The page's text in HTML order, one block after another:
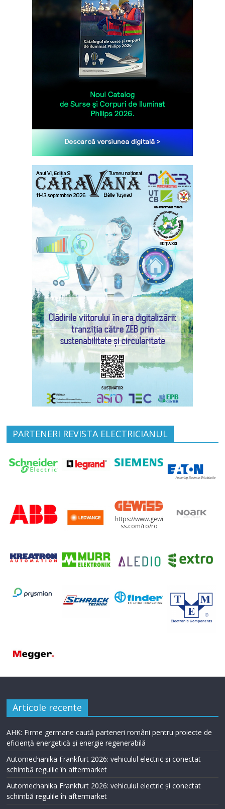
PARTENERI REVISTA ELECTRICIANUL
https://www.gewi
ss.com/ro/ro
Articole recente
AHK: Firme germane caută parteneri români pentru proiecte de
eficiență energetică și energie regenerabilă
Automechanika Frankfurt 2026: vehiculul electric și conectat
schimbă regulile în aftermarket
Automechanika Frankfurt 2026: vehiculul electric și conectat
schimbă regulile în aftermarket